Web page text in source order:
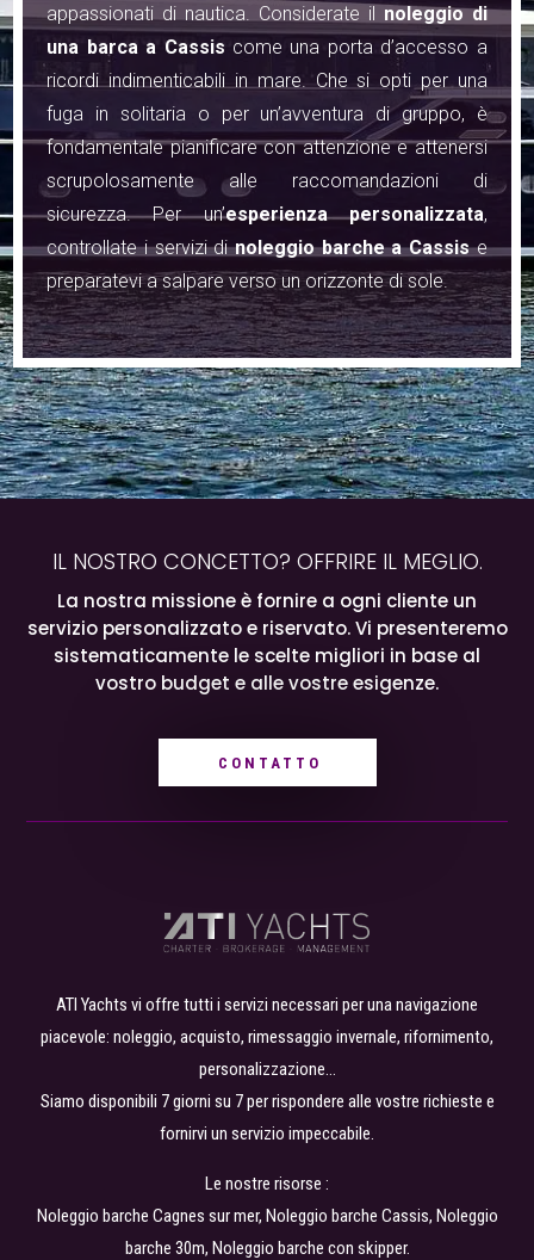
appassionati di nautica. Considerate il noleggio di
una barca a Cassis come una porta d’accesso a
ricordi indimenticabili in mare. Che si opti per una
fuga in solitaria o per un’avventura di gruppo, è
fondamentale pianificare con attenzione e attenersi
scrupolosamente alle raccomandazioni di
sicurezza. Per un’esperienza personalizzata,
controllate i servizi dinoleggio barche a Cassise
preparatevi a salpare verso un orizzonte di sole.
IL NOSTRO CONCETTO? OFFRIRE IL MEGLIO.
La nostra missione è fornire a ogni cliente un
servizio personalizzato e riservato. Vi presenteremo
sistematicamente le scelte migliori in base al
vostro budget e alle vostre esigenze.
CONTATTO
ATI Yachts vi offre tutti i servizi necessari per una navigazione
piacevole: noleggio, acquisto, rimessaggio invernale, rifornimento,
personalizzazione…
Siamo disponibili 7 giorni su 7 per rispondere alle vostre richieste e
fornirvi un servizio impeccabile.
Le nostre risorse :
Noleggio barche Cagnes sur mer, Noleggio barche Cassis, Noleggio
barche 30m, Noleggio barche con skipper.